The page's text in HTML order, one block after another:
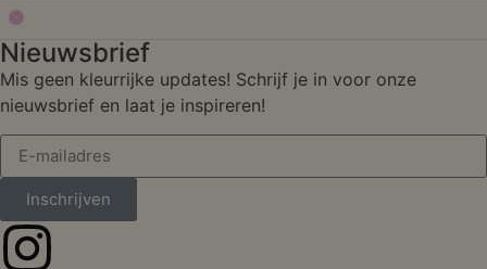
Nieuwsbrief
Mis geen kleurrijke updates! Schrijf je in voor onze
nieuwsbrief en laat je inspireren!
Inschrijven